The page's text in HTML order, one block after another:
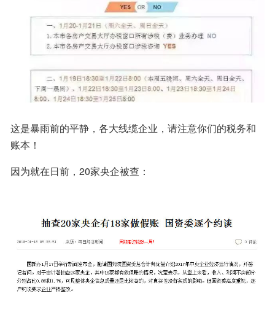
这是暴雨前的平静，各大线缆企业，请注意你们的税务和
账本！
因为就在日前，20家央企被查：